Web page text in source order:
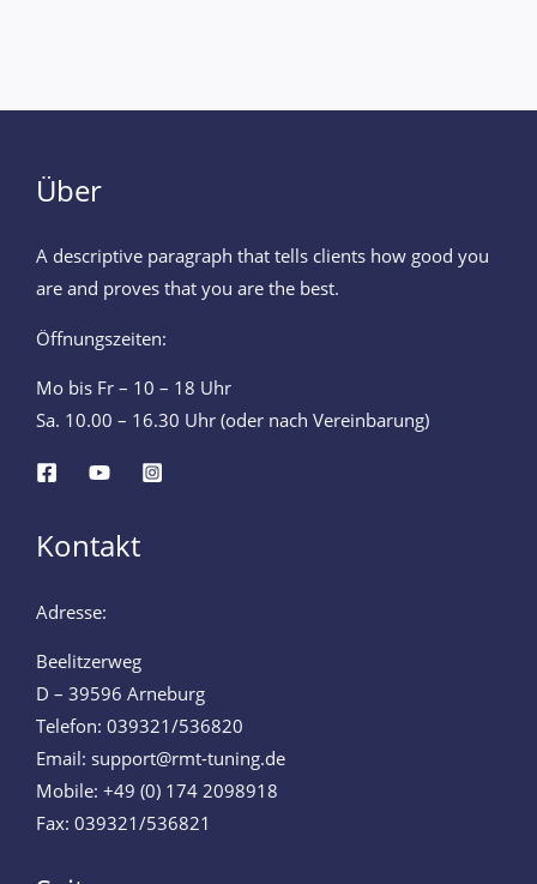
Über
A descriptive paragraph that tells clients how good you
are and proves that you are the best.
Öffnungszeiten:
Mo bis Fr – 10 – 18 Uhr
Sa. 10.00 – 16.30 Uhr (oder nach Vereinbarung)
Kontakt
Adresse:
Beelitzerweg
D – 39596 Arneburg
Telefon: 039321/536820
Email: support@rmt-tuning.de
Mobile: +49 (0) 174 2098918
Fax: 039321/536821